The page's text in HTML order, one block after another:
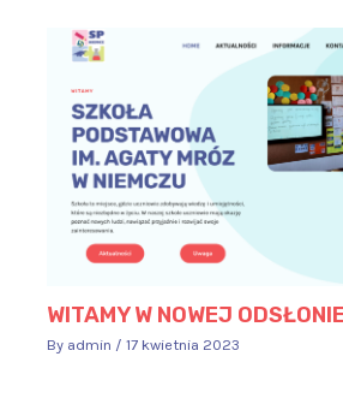
WITAMY W NOWEJ ODSŁONIE
By admin / 17 kwietnia 2023